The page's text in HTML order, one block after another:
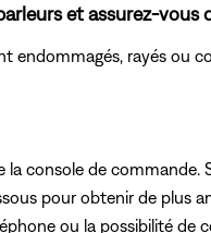
et assurez-
endommagés, rayés ou
la console de
pour obtenir de
ou la possibilité de